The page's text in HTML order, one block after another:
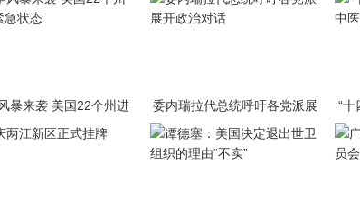
暴来袭 美国22个州进
委内瑞拉代总统呼吁各党派展
“十